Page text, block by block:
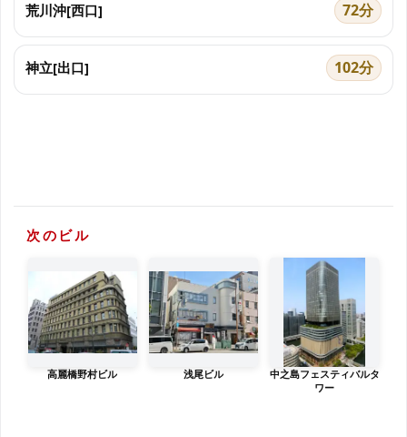
荒川沖[西口] 72分
神立[出口] 102分
次のビル
高麗橋野村ビル 浅尾ビル
中之島フェスティバルタ
ワー